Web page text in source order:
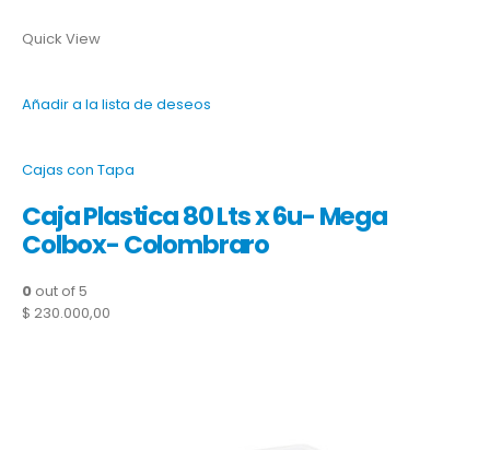
Quick View
Añadir a la lista de deseos
Cajas con Tapa
Caja Plastica 80 Lts x 6u- Mega
Colbox- Colombraro
0 out of 5
$ 230.000,00